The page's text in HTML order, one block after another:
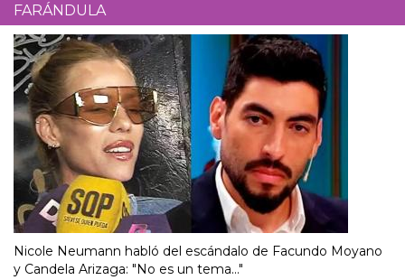
FARÁNDULA
Nicole Neumann habló del escándalo de Facundo Moyano
y Candela Arizaga: "No es un tema..."